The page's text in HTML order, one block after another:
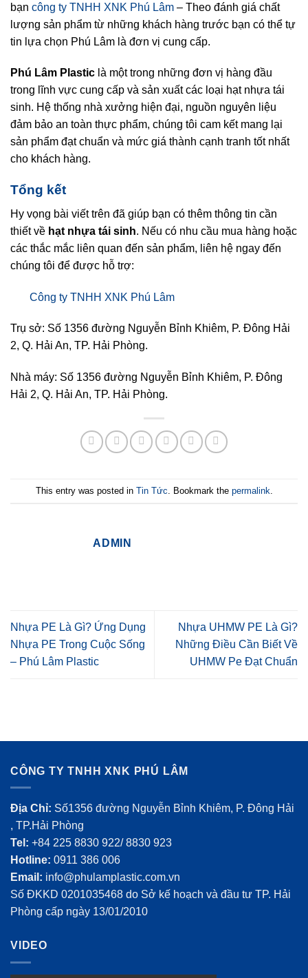
bạn công ty TNHH XNK Phú Lâm – Theo đánh giá chất
lượng sản phẩm từ những khách hàng trước bạn có thể tự
tin lựa chọn Phú Lâm là đơn vị cung cấp.
Phú Lâm Plastic là một trong những đơn vị hàng đầu
trong lĩnh vực cung cấp và sản xuất các loại hạt nhựa tái
sinh. Hệ thống nhà xưởng hiện đại, nguồn nguyên liệu
đảm bảo an toàn thực phẩm, chúng tôi cam kết mang lại
sản phẩm đạt chuẩn và mức giá thành cạnh tranh tốt nhất
cho khách hàng.
Tổng kết
Hy vọng bài viết trên đã giúp bạn có thêm thông tin cần
thiết về hạt nhựa tái sinh. Nếu có nhu cầu mua hàng hoặc
các thắc mắc liên quan đến sản phẩm, liên hệ ngay đến
chúng tôi để được hỗ trợ:
Công ty TNHH XNK Phú Lâm
Trụ sở: Số 1356 đường Nguyễn Bỉnh Khiêm, P. Đông Hải
2, Q. Hải An, TP. Hải Phòng.
Nhà máy: Số 1356 đường Nguyễn Bỉnh Khiêm, P. Đông
Hải 2, Q. Hải An, TP. Hải Phòng.
This entry was posted in Tin Tức . Bookmark the permalink
ADMIN
Nhựa PE Là Gì? Ứng Dụng
Nhựa PE Trong Cuộc Sống
– Phú Lâm Plastic
Nhựa UHMW PE Là Gì?
Những Điều Cần Biết Về
UHMW Pe Đạt Chuẩn
CÔNG TY TNHH XNK PHÚ LÂM
Địa Chỉ: Số1356 đường Nguyễn Bỉnh Khiêm, P. Đông Hải
, TP.Hải Phòng
Tel: +84 225 8830 922/ 8830 923
Hotline: 0911 386 006
Email: info@phulamplastic.com.vn
Số ĐKKD 0201035468 do Sở kế hoạch và đầu tư TP. Hải
Phòng cấp ngày 13/01/2010
VIDEO